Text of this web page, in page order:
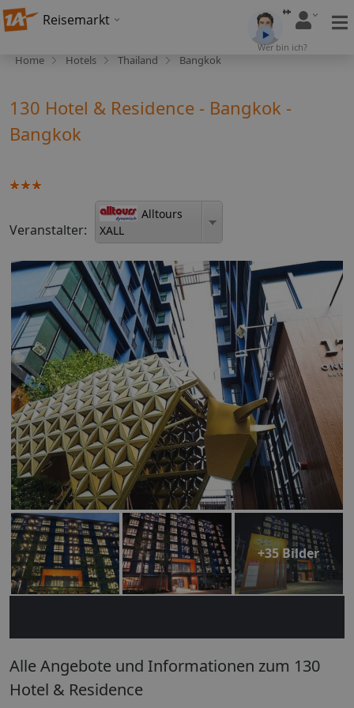
Reisemarkt
Wer bin ich?
Home Hotels Thailand Bangkok
130 Hotel & Residence - Bangkok -
Bangkok
Veranstalter:
Alltours
XALL
+35 Bilder
Alle Angebote und Informationen zum 130
Hotel & Residence